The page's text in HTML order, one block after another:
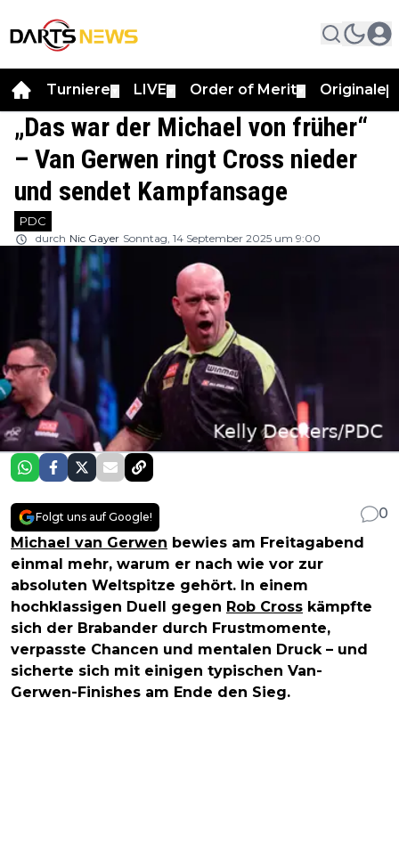
Turniere LIVE Order of Merit Originale
„Das war der Michael von früher“
– Van Gerwen ringt Cross nieder
und sendet Kampfansage
PDC
durch Nic Gayer Sonntag, 14 September 2025 um 9:00
Folgt uns auf Google!
0
Michael van Gerwen bewies am Freitagabend
einmal mehr, warum er nach wie vor zur
absoluten Weltspitze gehört. In einem
hochklassigen Duell gegen Rob Cross kämpfte
sich der Brabander durch Frustmomente,
verpasste Chancen und mentalen Druck – und
sicherte sich mit einigen typischen Van-
Gerwen-Finishes am Ende den Sieg.